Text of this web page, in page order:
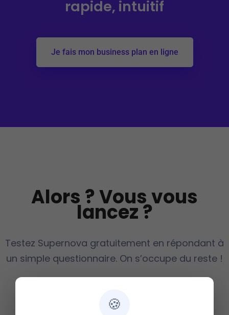
rapide, intuitif
Je fais mon business plan en ligne
Alors ? Vous vous
lancez ?
Testez Supernova gratuitement en répondant à
un simple questionnaire. On s’occupe du reste !
Démarrer Maintenant
🍪